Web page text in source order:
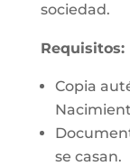
sociedad.
Requisitos:
Copia
se casan.